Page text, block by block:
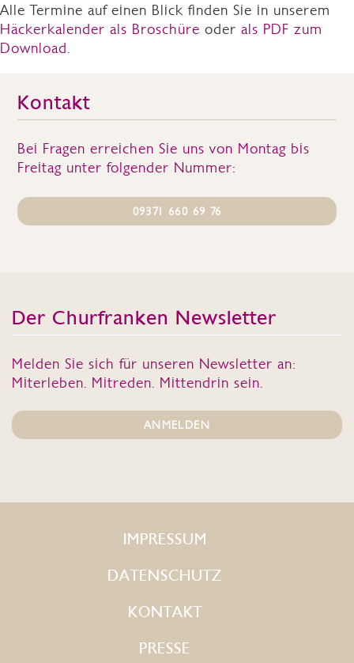
Alle Termine auf einen Blick finden Sie in unserem
Häckerkalender als Broschüre oder als PDF zum
Download.
Kontakt
Bei Fragen erreichen Sie uns von Montag bis
Freitag unter folgender Nummer:
09371 660 69 76
Der Churfranken Newsletter
Melden Sie sich für unseren Newsletter an:
Miterleben. Mitreden. Mittendrin sein.
ANMELDEN
IMPRESSUM
DATENSCHUTZ
KONTAKT
PRESSE